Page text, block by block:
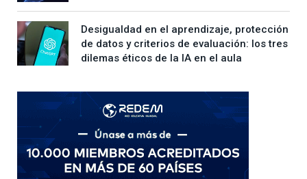
Desigualdad en el aprendizaje, protección
de datos y criterios de evaluación: los tres
dilemas éticos de la IA en el aula